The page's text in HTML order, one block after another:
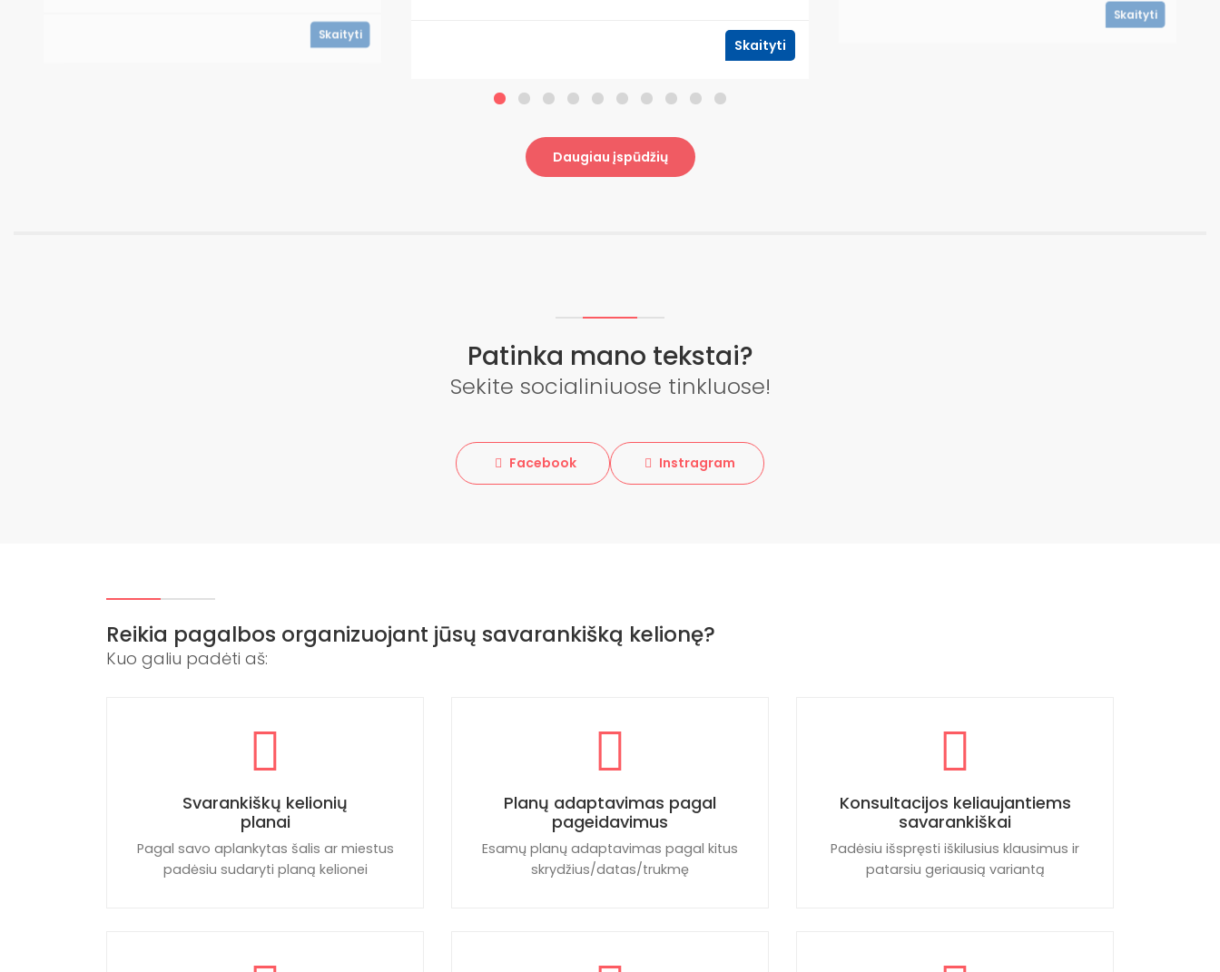
Skaityti
Skaityti
Skaityti
Daugiau įspūdžių
Patinka mano tekstai?
Sekite socialiniuose tinkluose!
Facebook Instragram
Reikia pagalbos organizuojant jūsų savarankišką kelionę?
Kuo galiu padėti aš:
Svarankiškų kelionių
planai
Pagal savo aplankytas šalis ar miestus
padėsiu sudaryti planą kelionei
Planų adaptavimas pagal
pageidavimus
Esamų planų adaptavimas pagal kitus
skrydžius/datas/trukmę
Konsultacijos keliaujantiems
savarankiškai
Padėsiu išspręsti iškilusius klausimus ir
patarsiu geriausią variantą